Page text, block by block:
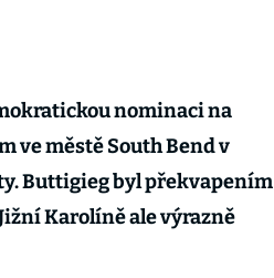
nominaci na
ve městě South Bend v
Buttigieg byl překvapením
Karolíně ale výrazně